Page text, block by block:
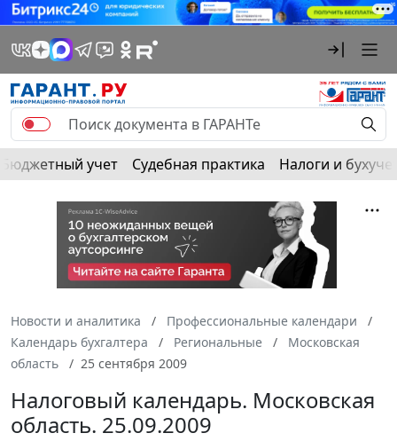
Бюджетный учет Судебная практика Налоги и
Новости и аналитика
Профессиональные календари
Календарь бухгалтера
Региональные
Московская
область
25 сентября 2009
Налоговый календарь. Московская
область. 25.09.2009